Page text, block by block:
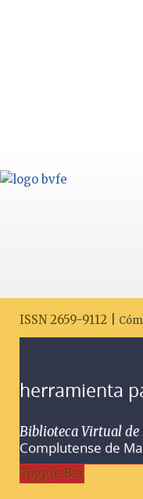
ISSN 2659-9112 |
herramienta
Biblioteca Virtual de
Complutense de
Toggle Bar